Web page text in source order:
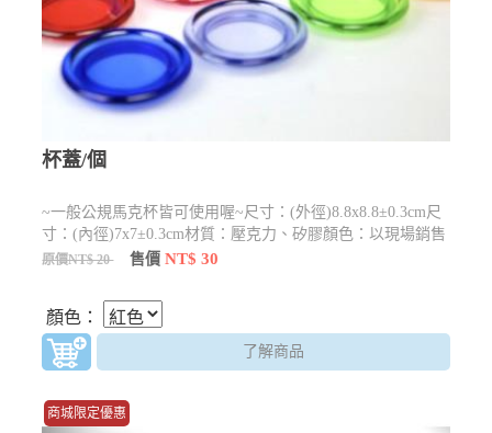
杯蓋/個
~一般公規馬克杯皆可使用喔~尺寸：(外徑)8.8x8.8±0.3cm尺
寸：(內徑)7x7±0.3cm材質：壓克力、矽膠顏色：以現場銷售
為主建議您~購買時，可於備註欄中註明顏色，以便客服人
原價NT$ 20 售價NT$ 30
顏色：
了解商品
商城限定優惠